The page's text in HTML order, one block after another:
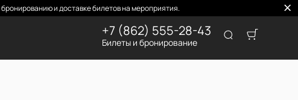
и доставке билетов на мероприятия.
+7 (862) 555-28-43
Билеты и бронирование